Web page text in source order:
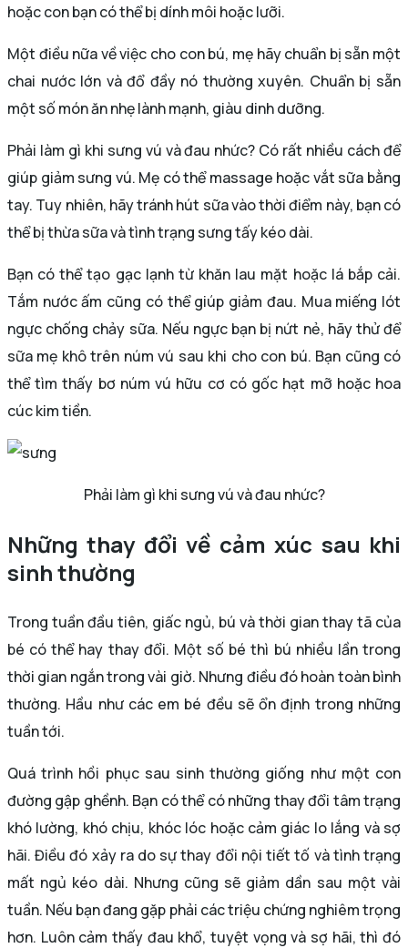
hoặc con bạn có thể bị dính môi hoặc lưỡi.
Một điều nữa về việc cho con bú, mẹ hãy chuẩn bị sẵn một
chai nước lớn và đổ đầy nó thường xuyên. Chuẩn bị sẵn
một số món ăn nhẹ lành mạnh, giàu dinh dưỡng.
Phải làm gì khi sưng vú và đau nhức? Có rất nhiều cách để
giúp giảm sưng vú. Mẹ có thể massage hoặc vắt sữa bằng
tay. Tuy nhiên, hãy tránh hút sữa vào thời điểm này, bạn có
thể bị thừa sữa và tình trạng sưng tấy kéo dài.
Bạn có thể tạo gạc lạnh từ khăn lau mặt hoặc lá bắp cải.
Tắm nước ấm cũng có thể giúp giảm đau. Mua miếng lót
ngực chống chảy sữa. Nếu ngực bạn bị nứt nẻ, hãy thử để
sữa mẹ khô trên núm vú sau khi cho con bú. Bạn cũng có
thể tìm thấy bơ núm vú hữu cơ có gốc hạt mỡ hoặc hoa
cúc kim tiền.
Phải làm gì khi sưng vú và đau nhức?
Những thay đổi về cảm xúc sau khi
sinh thường
Trong tuần đầu tiên, giấc ngủ, bú và thời gian thay tã của
bé có thể hay thay đổi. Một số bé thì bú nhiều lần trong
thời gian ngắn trong vài giờ. Nhưng điều đó hoàn toàn bình
thường. Hầu như các em bé đều sẽ ổn định trong những
tuần tới.
Quá trình hồi phục sau sinh thường giống như một con
đường gập ghềnh. Bạn có thể có những thay đổi tâm trạng
khó lường, khó chịu, khóc lóc hoặc cảm giác lo lắng và sợ
hãi. Điều đó xảy ra do sự thay đổi nội tiết tố và tình trạng
mất ngủ kéo dài. Nhưng cũng sẽ giảm dần sau một vài
tuần. Nếu bạn đang gặp phải các triệu chứng nghiêm trọng
hơn. Luôn cảm thấy đau khổ, tuyệt vọng và sợ hãi, thì đó